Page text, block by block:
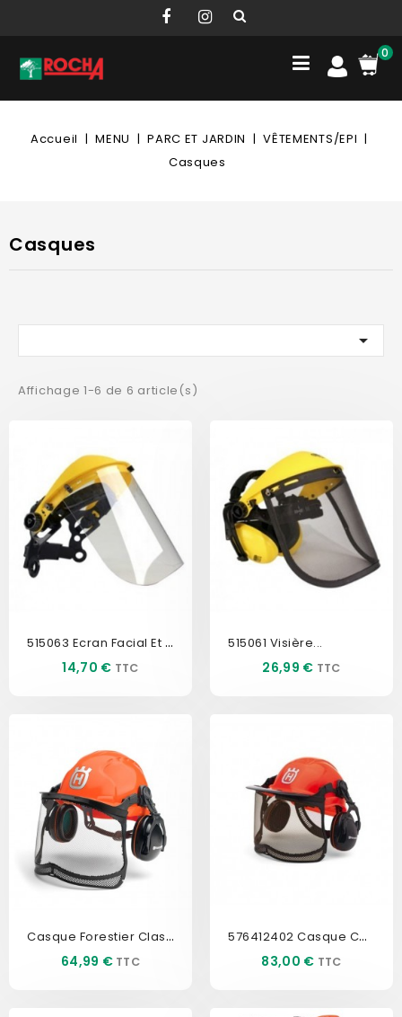
0
Accueil MENU PARC ET JARDIN
VÊTEMENTS/EPI
Casques
Casques

Affichage 1-6 de 6 article(s)
515063 Ecran Facial Et Visière
Prix
14,70 €
515061 Visière...
Prix
26,99 €
Casque Forestier Classic...
Prix
64,99 €
576412402 Casque Complet...
Prix
83,00 €